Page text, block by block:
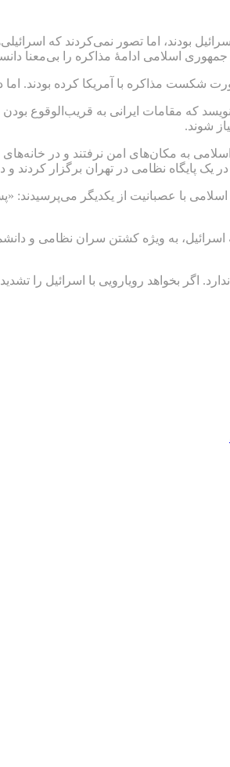
بودند، اما تصور نمی‌کردند که
اسلامی ادامۀ مذاکره را بی‌معنا
شکست مذاکره با آمریکا کرده بودند. اما
که مقامات ایرانی به قریب‌الوقوع
شوند.
به مکان‌های امن نرفتند و در خانه‌های
پایگاه نظامی در تهران برگزار کردند
با عصبانیت از یکدیگر می‌پرسیدند:
به ویژه کشتن سران نظامی و
بخواهد رویارویی با اسرائیل را